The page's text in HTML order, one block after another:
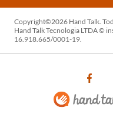
Copyright©2026 Hand Talk.
Hand Talk Tecnologia LTDA ©
16.918.665/0001-19.